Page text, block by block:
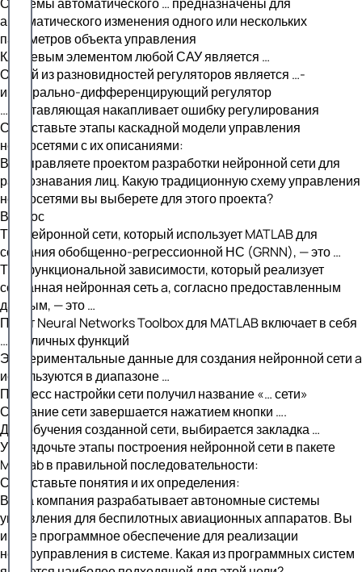
автоматического изменения одного или нескольких
параметров объекта управления
Ключевым элементом любой САУ является …
Одной из разновидностей регуляторов является …-
интегрально-дифференцирующий регулятор
… составляющая накапливает ошибку регулирования
Сопоставьте этапы каскадной модели управления
нейросетями с их описаниями:
Вы управляете проектом разработки нейронной сети для
распознавания лиц. Какую традиционную схему управления
нейросетями вы выберете для этого проекта?
Вопрос
Тип нейронной сети, который использует MATLAB для
создания обобщенно-регрессионной НС (GRNN), — это …
Тип функциональной зависимости, который реализует
созданная нейронная сеть a, согласно предоставленным
данным, — это …
Пакет Neural Networks Toolbox для MATLAB включает в себя
… различных функций
Экспериментальные данные для создания нейронной сети a
используются в диапазоне …
Процесс настройки сети получил название «… сети»
Создание сети завершается нажатием кнопки ….
Для обучения созданной сети, выбирается закладка …
Упорядочьте этапы построения нейронной сети в пакете
MatLab в правильной последовательности:
Сопоставьте понятия и их определения:
Ваша компания разрабатывает автономные системы
управления для беспилотных авиационных аппаратов. Вы
ищете программное обеспечение для реализации
нейроуправления в системе. Какая из программных систем